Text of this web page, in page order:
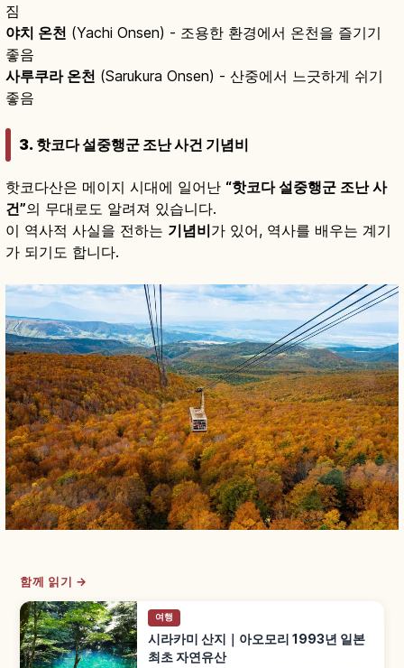
짐
야치 온천 (Yachi Onsen) - 조용한 환경에서 온천을 즐기기
좋음
사루쿠라 온천 (Sarukura Onsen) - 산중에서 느긋하게 쉬기
좋음
3. 핫코다 설중행군 조난 사건 기념비
핫코다산은 메이지 시대에 일어난 “핫코다 설중행군 조난 사
건”의 무대로도 알려져 있습니다.
이 역사적 사실을 전하는 기념비가 있어, 역사를 배우는 계기
가 되기도 합니다.
함께 읽기 →
여행
시라카미 산지｜아오모리 1993년 일본
최초 자연유산